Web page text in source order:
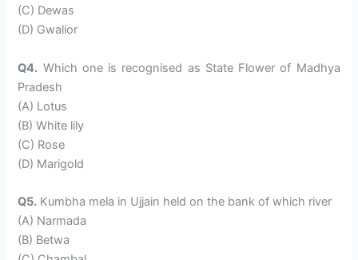
(C) Dewas
(D) Gwalior
Q4. Which one is recognised as State Flower of Madhya
Pradesh
(A) Lotus
(B) White lily
(C) Rose
(D) Marigold
Q5. Kumbha mela in Ujjain held on the bank of which river
(A) Narmada
(B) Betwa